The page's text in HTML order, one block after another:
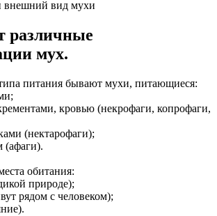
различные
мух.
питания бывают мухи, питающиеся:
кровью (некрофаги, копрофаги,
(нектарофаги);
(афаги).
обитания:
природе);
рядом с человеком);